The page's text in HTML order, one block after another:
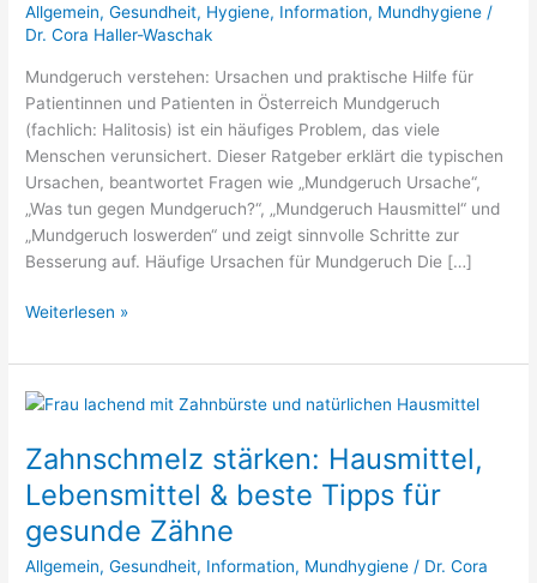
Allgemein,Gesundheit, Hygiene, Information, Mundhygiene /
Dr. Cora Haller-Waschak
Mundgeruch verstehen: Ursachen und praktische Hilfe für
Patientinnen und Patienten in Österreich Mundgeruch
(fachlich: Halitosis) ist ein häufiges Problem, das viele
Menschen verunsichert. Dieser Ratgeber erklärt die typischen
Ursachen, beantwortet Fragen wie „Mundgeruch Ursache“,
„Was tun gegen Mundgeruch?“, „Mundgeruch Hausmittel“ und
„Mundgeruch loswerden“ und zeigt sinnvolle Schritte zur
Besserung auf. Häufige Ursachen für Mundgeruch Die […]
hilft
Weiterlesen »
Zahnschmelz stärken: Hausmittel,
Lebensmittel & beste Tipps für
gesunde Zähne
Allgemein,Gesundheit, Information, Mundhygiene / Dr. Cora
Zahnschmelz
Hausmittel,
Lebensmittel
&
beste
Tipps